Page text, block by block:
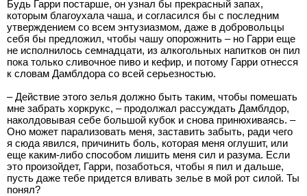
Будь Гарри постарше, он узнал бы прекрасный запах,
которым благоухала чаша, и согласился бы с последним
утверждением со всем энтузиазмом, даже в добровольцы
себя бы предложил, чтобы чашу опорожнить – но Гарри еще
не исполнилось семнадцати, из алкогольных напитков он пил
пока только сливочное пиво и кефир, и потому Гарри отнесся
к словам Дамблдора со всей серьезностью.
– Действие этого зелья должно быть таким, чтобы помешать
мне забрать хоркрукс, – продолжал рассуждать Дамблдор,
наколдовывая себе большой кубок и снова принюхиваясь. –
Оно может парализовать меня, заставить забыть, ради чего
я сюда явился, причинить боль, которая меня оглушит, или
еще каким-либо способом лишить меня сил и разума. Если
это произойдет, Гарри, позаботься, чтобы я пил и дальше,
пусть даже тебе придется вливать зелье в мой рот силой. Ты
понял?